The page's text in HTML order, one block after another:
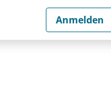
Anmelden